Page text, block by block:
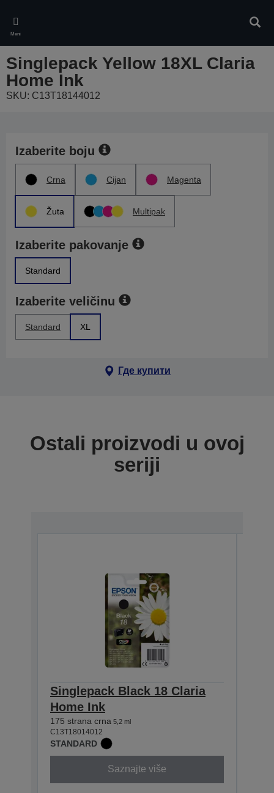
main
content
Meni
Singlepack Yellow 18XL Claria
Home Ink
SKU: C13T18144012
Izaberite boju
Crna Cijan Magenta
Žuta Multipak
Izaberite pakovanje
Standard
Izaberite veličinu
Standard XL
Где купити
Ostali proizvodi u ovoj
seriji
Singlepack Black 18 Claria
Home Ink
175 strana crna 5,2 ml
C13T18014012
STANDARD
Saznajte više